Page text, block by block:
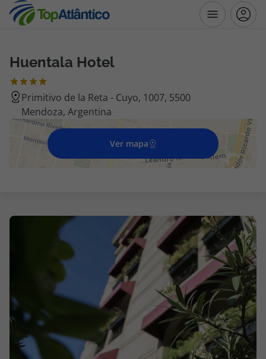
Destinos
Voos
Hotéis
Voos + Hotel
Disneyland ® Paris
Escapadinhas
Cruzeiros
Promoções
Especialistas
Huentala Hotel
Primitivo de la Reta - Cuyo, 1007, 5500
Mendoza, Argentina
Ver mapa